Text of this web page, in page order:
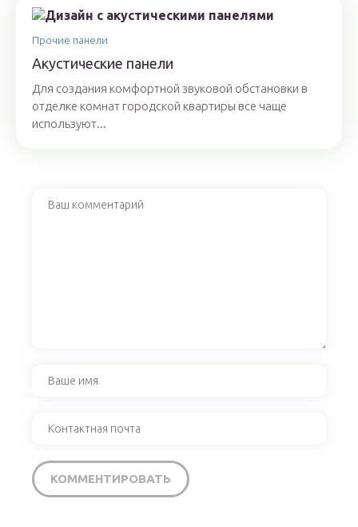
Прочие панели
Акустические панели
Для создания комфортной звуковой обстановки в
отделке комнат городской квартиры все чаще
используют...